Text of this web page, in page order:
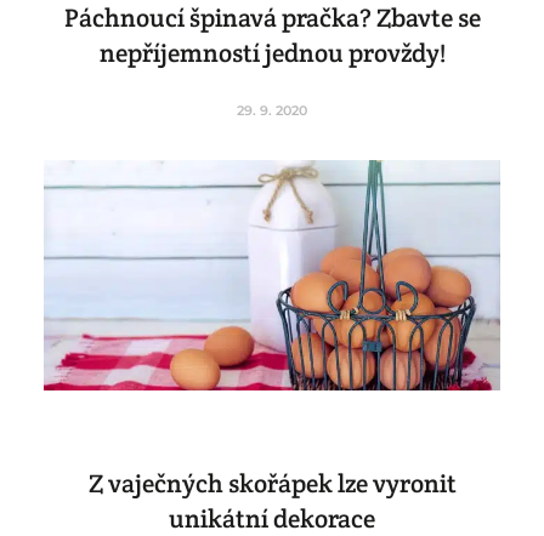
Páchnoucí špinavá pračka? Zbavte se
nepříjemností jednou provždy!
29. 9. 2020
Z vaječných skořápek lze vyronit
unikátní dekorace